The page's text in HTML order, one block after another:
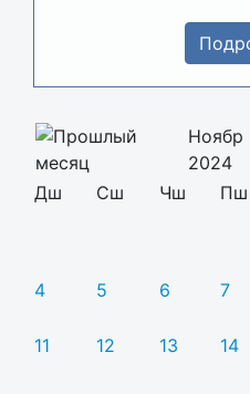
Ноябр
2024
Дш
Сш Чш Пш
4 5 6 7
11 12 13 14